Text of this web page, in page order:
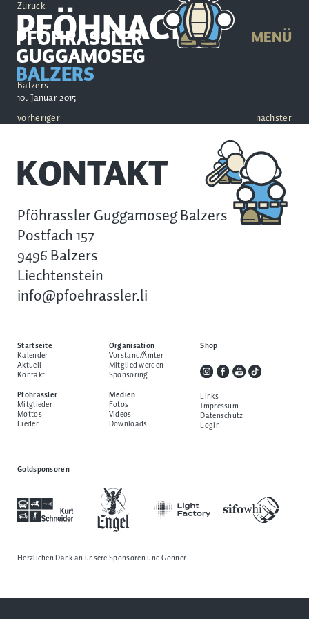
PFÖHRASSLER
GUGGAMOSEG
BALZERS
MENÜ
Zurück
PFÖHNACHT
Balzers
10. Januar 2015
vorheriger
nächster
KONTAKT
Pföhrassler Guggamoseg Balzers
Postfach 157
9496 Balzers
Liechtenstein
info@pfoehrassler.li
Startseite
Kalender
Aktuell
Kontakt
Pföhrassler
Mitglieder
Mottos
Lieder
Organisation
Vorstand/Ämter
Mitglied werden
Sponsoring
Medien
Fotos
Videos
Downloads
Shop
Links
Impressum
Datenschutz
Login
Goldsponsoren
Herzlichen Dank an unsereSponsoren und Gönner.